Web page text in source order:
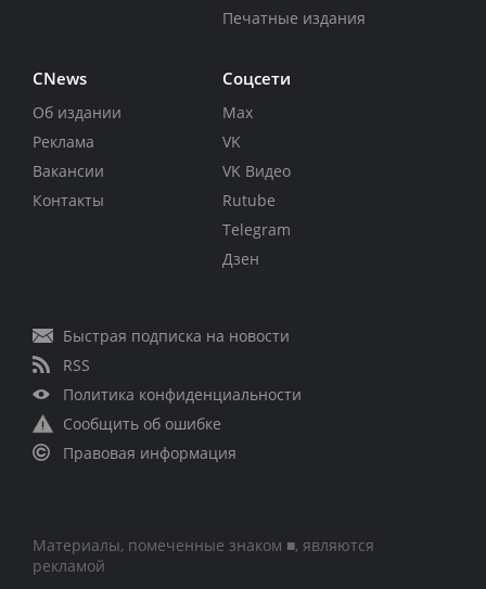
Печатные издания
CNews
Об издании
Реклама
Вакансии
Контакты
Соцсети
Max
VK
VK Видео
Rutube
Telegram
Дзен
Быстрая подписка на новости
RSS
Политика конфиденциальности
Сообщить об ошибке
Правовая информация
Материалы, помеченные знаком ■, являются
рекламой